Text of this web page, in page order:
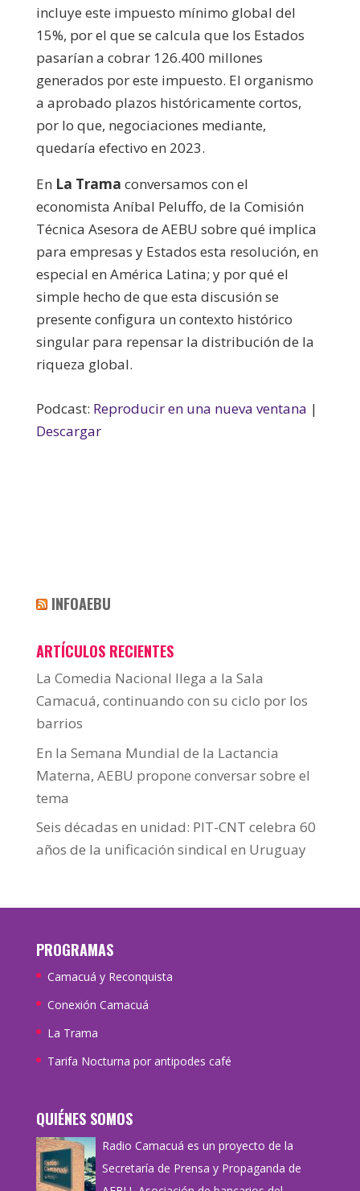
incluye este impuesto mínimo global del
15%, por el que se calcula que los Estados
pasarían a cobrar 126.400 millones
generados por este impuesto. El organismo
a aprobado plazos históricamente cortos,
por lo que, negociaciones mediante,
quedaría efectivo en 2023.
En La Trama conversamos con el
economista Aníbal Peluffo, de la Comisión
Técnica Asesora de AEBU sobre qué implica
para empresas y Estados esta resolución, en
especial en América Latina; y por qué el
simple hecho de que esta discusión se
presente configura un contexto histórico
singular para repensar la distribución de la
riqueza global.
Podcast: Reproducir en una nueva ventana |
Descargar
INFOAEBU
ARTÍCULOS RECIENTES
La Comedia Nacional llega a la Sala
Camacuá, continuando con su ciclo por los
barrios
En la Semana Mundial de la Lactancia
Materna, AEBU propone conversar sobre el
tema
Seis décadas en unidad: PIT-CNT celebra 60
años de la unificación sindical en Uruguay
PROGRAMAS
Camacuá y Reconquista
Conexión Camacuá
La Trama
Tarifa Nocturna por antipodes café
QUIÉNES SOMOS
Radio Camacuá es un proyecto de la
Secretaría de Prensa y Propaganda de